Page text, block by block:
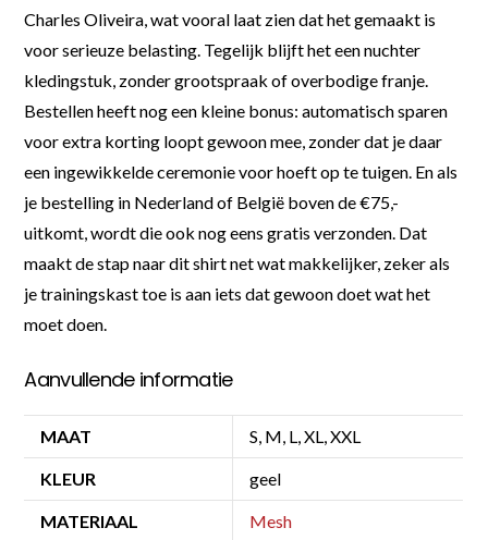
Charles Oliveira, wat vooral laat zien dat het gemaakt is
voor serieuze belasting. Tegelijk blijft het een nuchter
kledingstuk, zonder grootspraak of overbodige franje.
Bestellen heeft nog een kleine bonus: automatisch sparen
voor extra korting loopt gewoon mee, zonder dat je daar
een ingewikkelde ceremonie voor hoeft op te tuigen. En als
je bestelling in Nederland of België boven de €75,-
uitkomt, wordt die ook nog eens gratis verzonden. Dat
maakt de stap naar dit shirt net wat makkelijker, zeker als
je trainingskast toe is aan iets dat gewoon doet wat het
moet doen.
Aanvullende informatie
MAAT S, M, L, XL, XXL
KLEUR geel
MATERIAAL Mesh